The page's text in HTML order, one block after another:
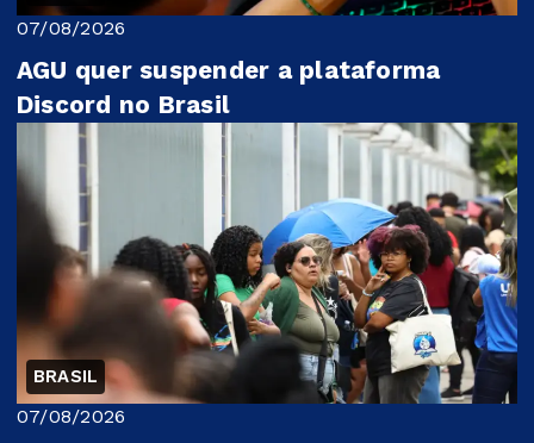
07/08/2026
AGU quer suspender a plataforma
Discord no Brasil
BRASIL
07/08/2026